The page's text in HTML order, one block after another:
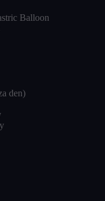
Balloon
den)